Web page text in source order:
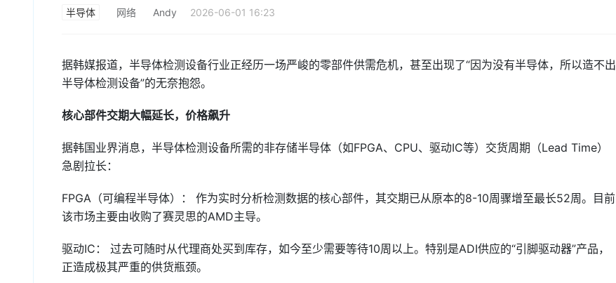
半导体 网络 Andy 2026-06-01 16:23
据韩媒报道，半导体检测设备行业正经历一场严峻的零部件供需危机，甚至出现了“因为没有半导体，所以造不出
半导体检测设备”的无奈抱怨。
核心部件交期大幅延长，价格飙升
据韩国业界消息，半导体检测设备所需的非存储半导体（如FPGA、CPU、驱动IC等）交货周期（Lead Time）
急剧拉长：
FPGA（可编程半导体）： 作为实时分析检测数据的核心部件，其交期已从原本的8-10周骤增至最长52周。目前
该市场主要由收购了赛灵思的AMD主导。
驱动IC： 过去可随时从代理商处买到库存，如今至少需要等待10周以上。特别是ADI供应的“引脚驱动器”产品，
正造成极其严重的供货瓶颈。